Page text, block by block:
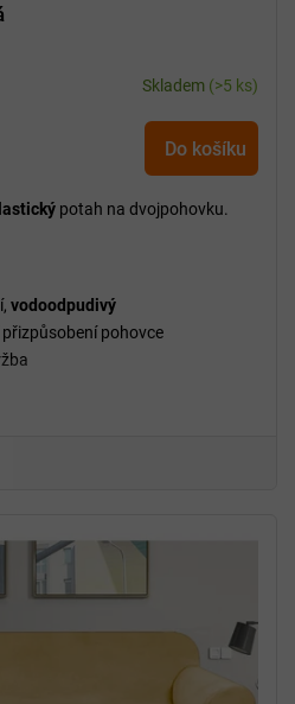
Skladem (>5 ks)
Do košíku
potah na dvojpohovku.
vodoodpudivý
pohovce